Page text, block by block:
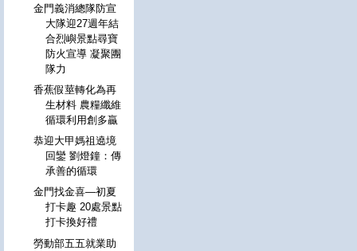
金門義消總隊防宣
大隊迎27週年結
合烈嶼景點尋寶
防火宣導 凝聚團
隊力
香蕉假莖轉化為再
生材料 農糧纖維
循環利用創多贏
恭迎大甲媽祖遶境
回鑾 劉燈鐘：傳
承善的循環
金門找金喜—初夏
打卡趣 20處景點
打卡換好禮
勞動部五五就業助